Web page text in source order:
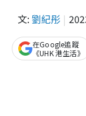
文: 劉紀彤
在Google追蹤
《UHK 港生活》